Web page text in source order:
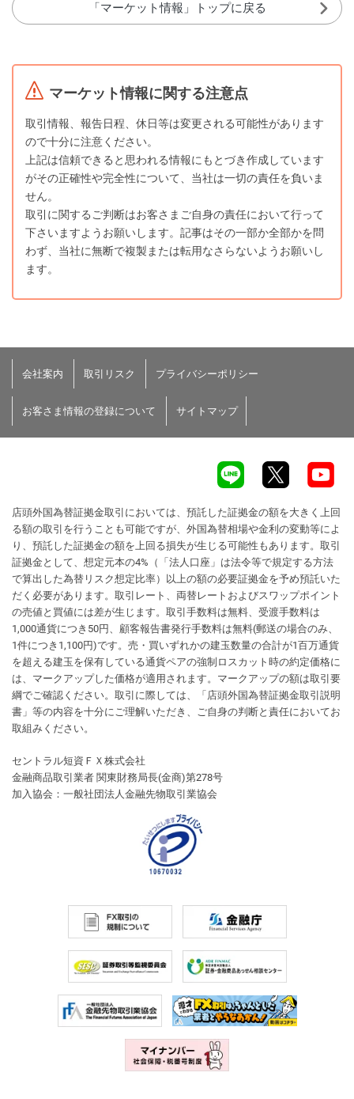
「マーケット情報」トップに戻る
マーケット情報に関する注意点
取引情報、報告日程、休日等は変更される可能性があります
ので十分に注意ください。
上記は信頼できると思われる情報にもとづき作成しています
がその正確性や完全性について、当社は一切の責任を負いま
せん。
取引に関するご判断はお客さまご自身の責任において行って
下さいますようお願いします。記事はその一部か全部かを問
わず、当社に無断で複製または転用なさらないようお願いし
ます。
会社案内 取引リスク プライバシーポリシー
お客さま情報の登録について サイトマップ
店頭外国為替証拠金取引においては、預託した証拠金の額を大きく上回
る額の取引を行うことも可能ですが、外国為替相場や金利の変動等によ
り、預託した証拠金の額を上回る損失が生じる可能性もあります。取引
証拠金として、想定元本の4%（「法人口座」は法令等で規定する方法
で算出した為替リスク想定比率）以上の額の必要証拠金を予め預託いた
だく必要があります。取引レート、両替レートおよびスワップポイント
の売値と買値には差が生じます。取引手数料は無料、受渡手数料は
1,000通貨につき50円、顧客報告書発行手数料は無料(郵送の場合のみ、
1件につき1,100円)です。売・買いずれかの建玉数量の合計が1百万通貨
を超える建玉を保有している通貨ペアの強制ロスカット時の約定価格に
は、マークアップした価格が適用されます。マークアップの額は取引要
綱でご確認ください。取引に際しては、「店頭外国為替証拠金取引説明
書」等の内容を十分にご理解いただき、ご自身の判断と責任においてお
取組みください。
セントラル短資ＦＸ株式会社
金融商品取引業者 関東財務局長(金商)第278号
加入協会：一般社団法人金融先物取引業協会